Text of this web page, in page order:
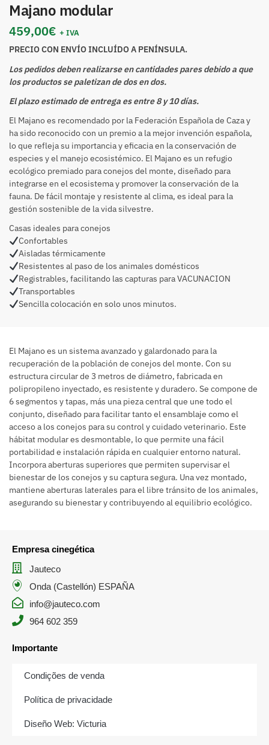
Majano modular
459,00€ + IVA
PRECIO CON ENVÍO INCLUÍDO A PENÍNSULA.
Los pedidos deben realizarse en cantidades pares debido a que
los productos se paletizan de dos en dos.
El plazo estimado de entrega es entre 8 y 10 días.
El Majano es recomendado por la Federación Española de Caza y
ha sido reconocido con un premio a la mejor invención española,
lo que refleja su importancia y eficacia en la conservación de
especies y el manejo ecosistémico. El Majano es un refugio
ecológico premiado para conejos del monte, diseñado para
integrarse en el ecosistema y promover la conservación de la
fauna. De fácil montaje y resistente al clima, es ideal para la
gestión sostenible de la vida silvestre.
Casas ideales para conejos
Confortables
Aisladas térmicamente
Resistentes al paso de los animales domésticos
Registrables, facilitando las capturas para VACUNACION
Transportables
Sencilla colocación en solo unos minutos.
El Majano es un sistema avanzado y galardonado para la
recuperación de la población de conejos del monte. Con su
estructura circular de 3 metros de diámetro, fabricada en
polipropileno inyectado, es resistente y duradero. Se compone de
6 segmentos y tapas, más una pieza central que une todo el
conjunto, diseñado para facilitar tanto el ensamblaje como el
acceso a los conejos para su control y cuidado veterinario. Este
hábitat modular es desmontable, lo que permite una fácil
portabilidad e instalación rápida en cualquier entorno natural.
Incorpora aberturas superiores que permiten supervisar el
bienestar de los conejos y su captura segura. Una vez montado,
mantiene aberturas laterales para el libre tránsito de los animales,
asegurando su bienestar y contribuyendo al equilibrio ecológico.
Empresa cinegética
Jauteco
Onda (Castellón) ESPAÑA
info@jauteco.com
964 602 359
Importante
Condições de venda
Política de privacidade
Diseño Web: Victuria